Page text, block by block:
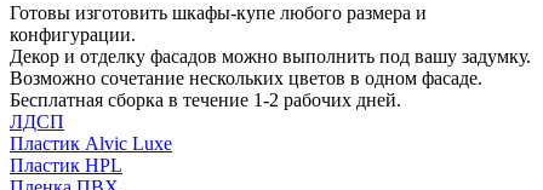
Готовы изготовить шкафы-купе любого размера и
конфигурации.
Декор и отделку фасадов можно выполнить под вашу задумку.
Возможно сочетание нескольких цветов в одном фасаде.
Бесплатная сборка в течение 1-2 рабочих дней.
ЛДСП
Пластик Alvic Luxe
Пластик HPL